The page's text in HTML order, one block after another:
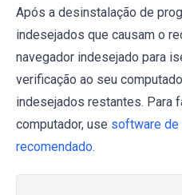
Após a desinstalação de
indesejados que causam o
navegador indesejado para
verificação ao seu
indesejados restantes. Para
computador, use software de
recomendado.